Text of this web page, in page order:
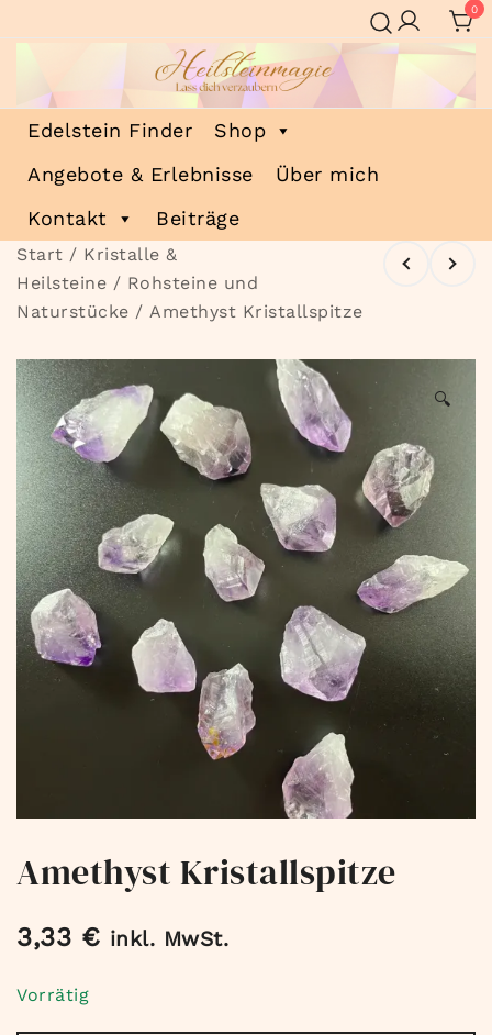
Inhalt
0
Heilsteinmagie
Lass dich verzaubern
Edelstein Finder
Shop
Angebote & Erlebnisse
Über mich
Kontakt
Beiträge
Start / Kristalle &
Heilsteine / Rohsteine und
Naturstücke / Amethyst Kristallspitze
🔍
Amethyst Kristallspitze
3,33 € inkl. MwSt.
Vorrätig